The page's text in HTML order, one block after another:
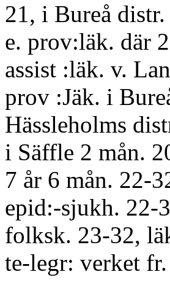
21, i Bureå
e. prov:läk. där
assist :läk. v.
prov :Jäk. i
Hässleholms
i Säffle 2 mån.
7 år 6 mån. 22-
epid:-sjukh. 22-
folksk. 23-32,
te-legr: verket